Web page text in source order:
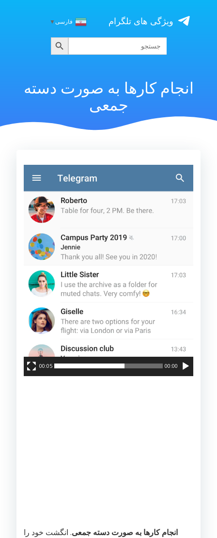
content
ویژگی های تلگرام فارسی▼
جستجو
برای:
جستجو
انجام کارها به صورت دسته
جمعی
ویدیو
00:00
00:05
انجام کارها به صورت دسته جمعی. انگشت خود را